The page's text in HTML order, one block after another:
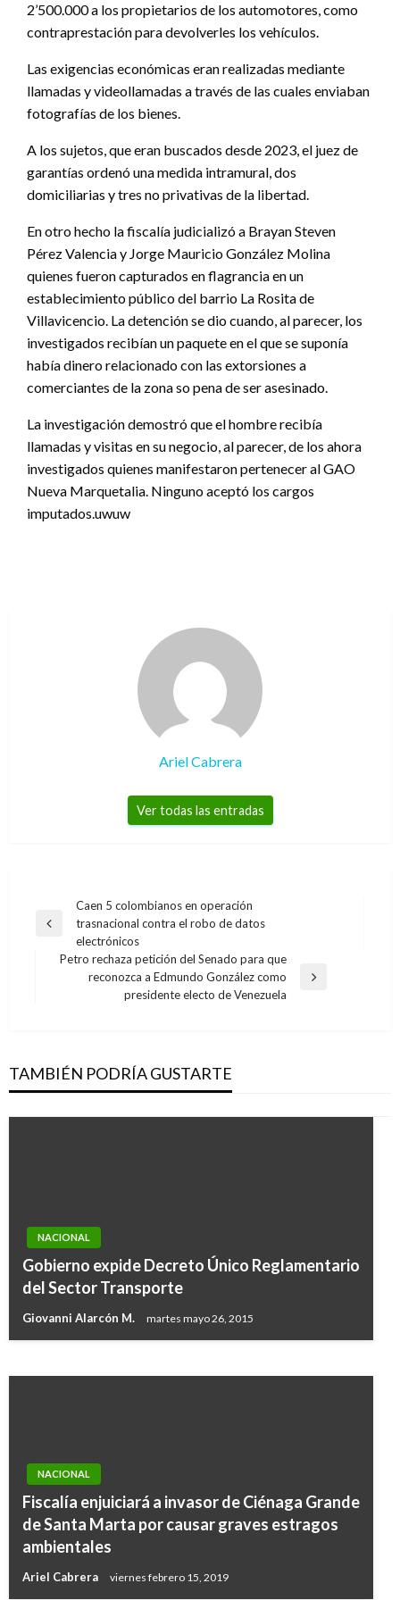
2’500.000 a los propietarios de los automotores, como
contraprestación para devolverles los vehículos.
Las exigencias económicas eran realizadas mediante
llamadas y videollamadas a través de las cuales enviaban
fotografías de los bienes.
A los sujetos, que eran buscados desde 2023, el juez de
garantías ordenó una medida intramural, dos
domiciliarias y tres no privativas de la libertad.
En otro hecho la fiscalía judicializó a Brayan Steven
Pérez Valencia y Jorge Mauricio González Molina
quienes fueron capturados en flagrancia en un
establecimiento público del barrio La Rosita de
Villavicencio. La detención se dio cuando, al parecer, los
investigados recibían un paquete en el que se suponía
había dinero relacionado con las extorsiones a
comerciantes de la zona so pena de ser asesinado.
La investigación demostró que el hombre recibía
llamadas y visitas en su negocio, al parecer, de los ahora
investigados quienes manifestaron pertenecer al GAO
Nueva Marquetalia. Ninguno aceptó los cargos
imputados.uwuw
Ariel Cabrera
Ver todas las entradas
Navegación
de
entradas
Entrada
Caen 5 colombianos en operación
trasnacional contra el robo de datos
electrónicos
Entrada
Petro rechaza petición del Senado para que
reconozca a Edmundo González como
presidente electo de Venezuela
TAMBIÉN PODRÍA GUSTARTE
NACIONAL
Gobierno expide Decreto Único Reglamentario
del Sector Transporte
Giovanni Alarcón M. martes mayo 26, 2015
Incautan tres toneladas y media de panela
NACIONAL
Fiscalía enjuiciará a invasor de Ciénaga Grande
de Santa Marta por causar graves estragos
ambientales
Ariel Cabrera viernes febrero 15, 2019